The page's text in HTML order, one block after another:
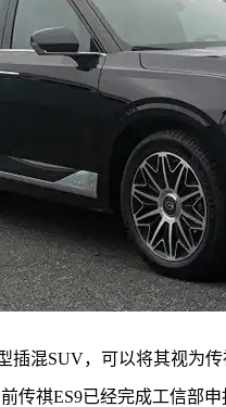
插混SUV，可以将其视为
传祺ES9已经完成工信部